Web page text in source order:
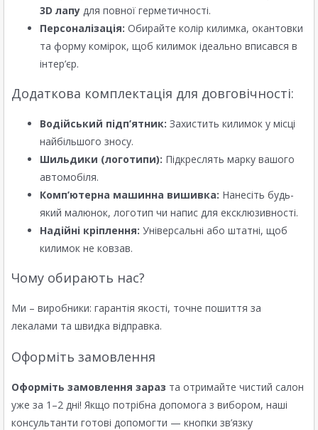
3D лапу для повної герметичності.
Персоналізація: Обирайте колір килимка, окантовки
та форму комірок, щоб килимок ідеально вписався в
інтер’єр.
Додаткова комплектація для довговічності:
Водійський підп’ятник: Захистить килимок у місці
найбільшого зносу.
Шильдики (логотипи): Підкреслять марку вашого
автомобіля.
Комп’ютерна машинна вишивка: Нанесіть будь-
який малюнок, логотип чи напис для ексклюзивності.
Надійні кріплення: Універсальні або штатні, щоб
килимок не ковзав.
Чому обирають нас?
Ми – виробники: гарантія якості, точне пошиття за
лекалами та швидка відправка.
Оформіть замовлення
Оформіть замовлення зараз та отримайте чистий салон
уже за 1–2 дні! Якщо потрібна допомога з вибором, наші
консультанти готові допомогти — кнопки зв’язку